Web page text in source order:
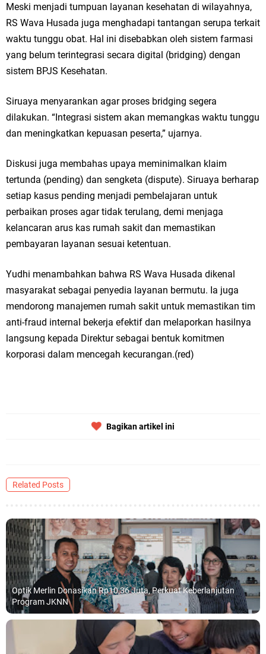
Meski menjadi tumpuan layanan kesehatan di wilayahnya,
RS Wava Husada juga menghadapi tantangan serupa terkait
waktu tunggu obat. Hal ini disebabkan oleh sistem farmasi
yang belum terintegrasi secara digital (bridging) dengan
sistem BPJS Kesehatan.
Siruaya menyarankan agar proses bridging segera
dilakukan. “Integrasi sistem akan memangkas waktu tunggu
dan meningkatkan kepuasan peserta,” ujarnya.
Diskusi juga membahas upaya meminimalkan klaim
tertunda (pending) dan sengketa (dispute). Siruaya berharap
setiap kasus pending menjadi pembelajaran untuk
perbaikan proses agar tidak terulang, demi menjaga
kelancaran arus kas rumah sakit dan memastikan
pembayaran layanan sesuai ketentuan.
Yudhi menambahkan bahwa RS Wava Husada dikenal
masyarakat sebagai penyedia layanan bermutu. Ia juga
mendorong manajemen rumah sakit untuk memastikan tim
anti-fraud internal bekerja efektif dan melaporkan hasilnya
langsung kepada Direktur sebagai bentuk komitmen
korporasi dalam mencegah kecurangan.(red)
Bagikan artikel ini
Related Posts
Optik Merlin Donasikan Rp10,36 Juta, Perkuat Keberlanjutan
Program JKNN